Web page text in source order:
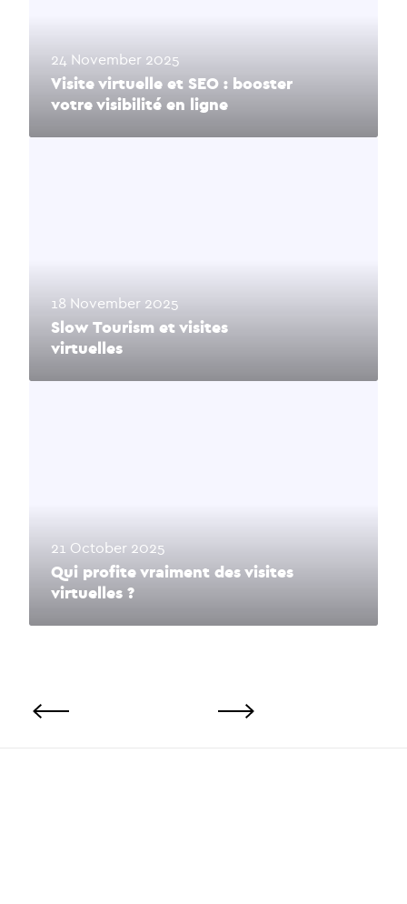
24 November 2025
Visite virtuelle et SEO : booster
votre visibilité en ligne
18 November 2025
Slow Tourism et visites
virtuelles
21 October 2025
Qui profite vraiment des visites
virtuelles ?